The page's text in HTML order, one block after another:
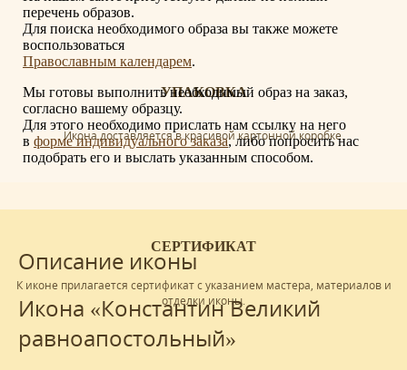
УПАКОВКА
Икона доставляется в красивой картонной коробке.
СЕРТИФИКАТ
К иконе прилагается сертификат с указанием мастера, материалов и
отделки иконы.
перечень образов.
Для поиска необходимого образа вы также можете
воспользоваться
Православным календарем.
Мы готовы выполнить необходимый образ на заказ,
согласно вашему образцу.
Для этого необходимо прислать нам ссылку на него
в форме индивидуального заказа, либо попросить нас
подобрать его и выслать указанным способом.
Описание иконы
Икона «Константин Великий
равноапостольный»